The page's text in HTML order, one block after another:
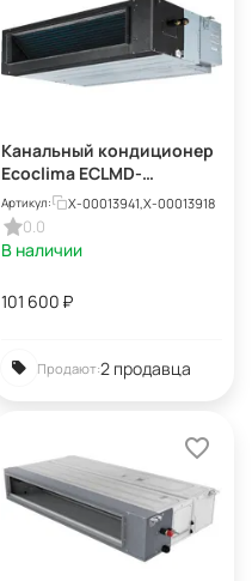
Канальный кондиционер
Ecoclima ECLMD-
TC24/4R1A + ECL-
TC24/4R1A(U)
Артикул: X-00013941,X-00013918
0.0
В наличии
101 600 ₽
Продают:2 продавца